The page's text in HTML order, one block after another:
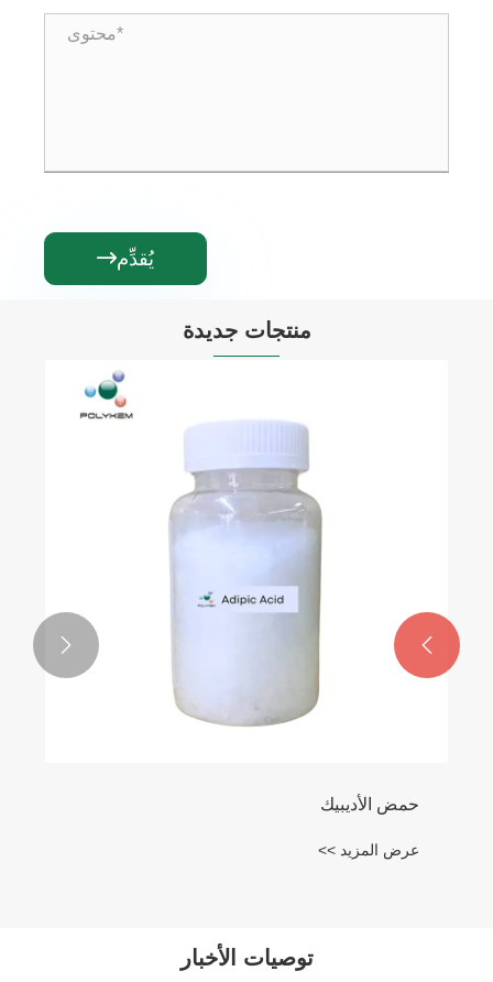
يُقدِّم
منتجات جديدة
حمض الأديبيك
عرض المزيد >>


توصيات الأخبار